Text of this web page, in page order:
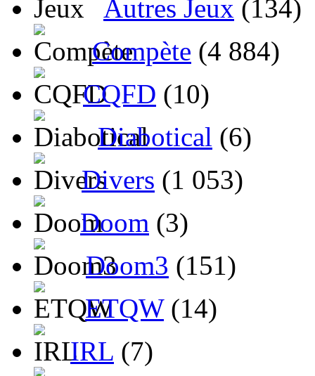
Autres Jeux (134)
Compète (4 884)
CQFD (10)
Diabotical (6)
Divers (1 053)
Doom (3)
Doom3 (151)
ETQW(14)
IRL (7)